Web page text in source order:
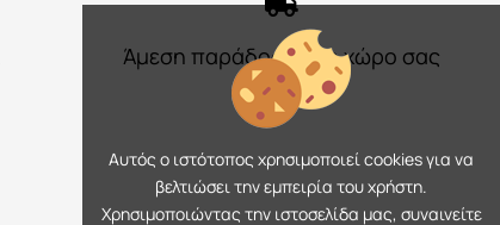
Άμεση παράδοση στο χώρο σας
Αυτός ο ιστότοπος χρησιμοποιεί cookies για να
βελτιώσει την εμπειρία του χρήστη.
Χρησιμοποιώντας την ιστοσελίδα μας, συναινείτε